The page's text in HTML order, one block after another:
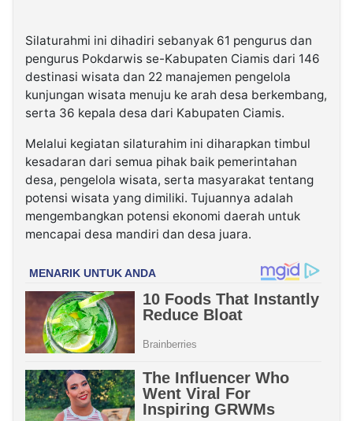
Silaturahmi ini dihadiri sebanyak 61 pengurus dan
pengurus Pokdarwis se-Kabupaten Ciamis dari 146
destinasi wisata dan 22 manajemen pengelola
kunjungan wisata menuju ke arah desa berkembang,
serta 36 kepala desa dari Kabupaten Ciamis.
Melalui kegiatan silaturahim ini diharapkan timbul
kesadaran dari semua pihak baik pemerintahan
desa, pengelola wisata, serta masyarakat tentang
potensi wisata yang dimiliki. Tujuannya adalah
mengembangkan potensi ekonomi daerah untuk
mencapai desa mandiri dan desa juara.